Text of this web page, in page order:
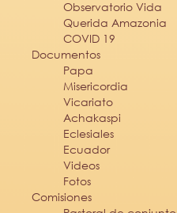
Observatorio Vida
Querida Amazonia
COVID 19
Documentos
Papa
Misericordia
Vicariato
Achakaspi
Eclesiales
Ecuador
Videos
Fotos
Comisiones